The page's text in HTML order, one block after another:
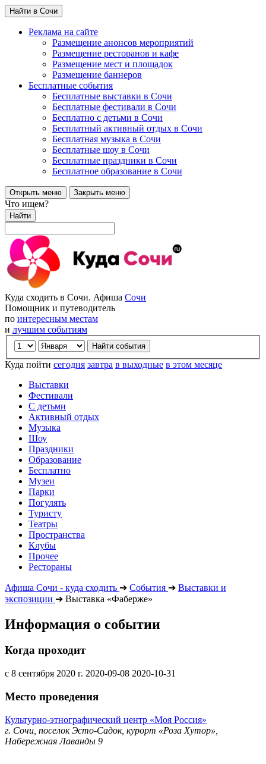
Найти в Сочи
Реклама на сайте
Размещение анонсов мероприятий
Размещение ресторанов и кафе
Размещение мест и площадок
Размещение баннеров
Бесплатные события
Бесплатные выставки в Сочи
Бесплатные фестивали в Сочи
Бесплатно с детьми в Сочи
Бесплатный активный отдых в Сочи
Бесплатная музыка в Сочи
Бесплатные шоу в Сочи
Бесплатные праздники в Сочи
Бесплатное образование в Сочи
Открыть меню Закрыть меню
Что ищем?
Найти
Куда сходить в Сочи. Афиша Сочи
Помощник и путеводитель
по интересным местам
и лучшим событиям
Куда пойти сегодня завтра в выходные в этом месяце
Выставки
Фестивали
С детьми
Активный отдых
Музыка
Шоу
Праздники
Образование
Бесплатно
Музеи
Парки
Погулять
Туристу
Театры
Пространства
Клубы
Прочее
Рестораны
Афиша Сочи - куда сходить ➔ События ➔ Выставки и
экспозиции ➔ Выставка «Фаберже»
Информация о событии
Когда проходит
с 8 сентября 2020 г. 2020-09-08 2020-10-31
Место проведения
Культурно-этнографический центр «Моя Россия»
г. Сочи, поселок Эсто-Садок, курорт «Роза Хутор»,
Набережная Лаванды 9